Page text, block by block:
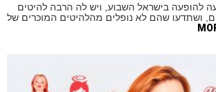
להופעה בישראל השבוע, ויש לה הרבה להיטים
ושתדעו שהם לא נופלים מהלהיטים המוכרים של